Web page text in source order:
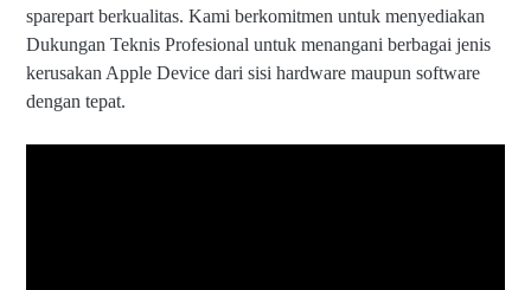
sparepart berkualitas. Kami berkomitmen untuk menyediakan
Dukungan Teknis Profesional untuk menangani berbagai jenis
kerusakan Apple Device dari sisi hardware maupun software
dengan tepat.